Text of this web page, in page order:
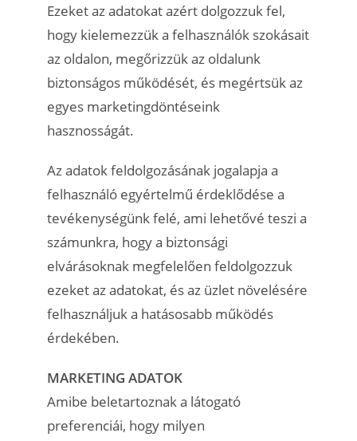
Ezeket az adatokat azért dolgozzuk fel,
hogy kielemezzük a felhasználók szokásait
az oldalon, megőrizzük az oldalunk
biztonságos működését, és megértsük az
egyes marketingdöntéseink
hasznosságát.
Az adatok feldolgozásának jogalapja a
felhasználó egyértelmű érdeklődése a
tevékenységünk felé, ami lehetővé teszi a
számunkra, hogy a biztonsági
elvárásoknak megfelelően feldolgozzuk
ezeket az adatokat, és az üzlet növelésére
felhasználjuk a hatásosabb működés
érdekében.
MARKETING ADATOK
Amibe beletartoznak a látogató
preferenciái, hogy milyen